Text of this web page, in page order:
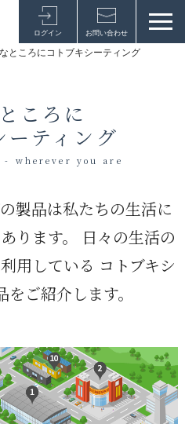
ログイン お問い合わせ
ところにコトブキシーティング
ころに
ーティング
- wherever you are
製品は私たちの生活に
ります。
日々の生活の
用している コトブキシ
ご紹介します。